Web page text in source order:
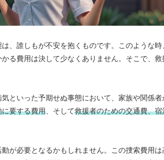
、誰しもが不安を抱くものです。このような時
る費用は決して少なくありません。そこで、
といった予期せぬ事態において、家族や関係
要する費用 、そして救援者のための交通費、
が必要となるかもしれません。この捜索費用は